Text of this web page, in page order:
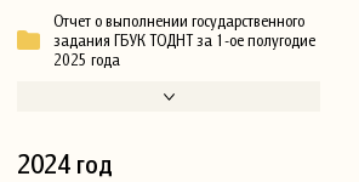
Отчет о выполнении государственного
задания ГБУК ТОДНТ за 1-ое полугодие
2025 года
2024 год